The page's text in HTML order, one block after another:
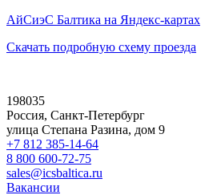
АйСиэС Балтика на Яндекс-картах
Скачать подробную схему проезда
198035
Россия, Санкт-Петербург
улица Степана Разина, дом 9
+7 812 385-14-64
8 800 600-72-75
sales@icsbaltica.ru
Вакансии